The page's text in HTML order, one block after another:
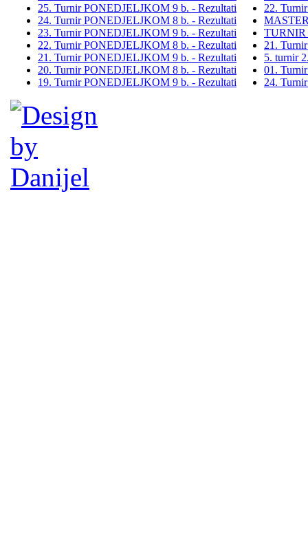
25. Turnir PONEDJELJKOM 9 b. - Rezultati
24. Turnir PONEDJELJKOM 8 b. - Rezultati
23. Turnir PONEDJELJKOM 9 b. - Rezultati
22. Turnir PONEDJELJKOM 8 b. - Rezultati
21. Turnir PONEDJELJKOM 9 b. - Rezultati
20. Turnir PONEDJELJKOM 8 b. - Rezultati
19. Turnir PONEDJELJKOM 9 b. - Rezultati
22.
TURNIR
21.
5. turnir
01.
24.